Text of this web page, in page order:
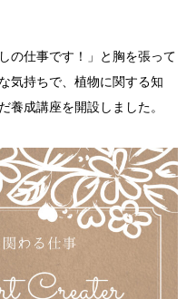
の仕事です！」と胸を張って
気持ちで、植物に関する知
養成講座を開設しました。